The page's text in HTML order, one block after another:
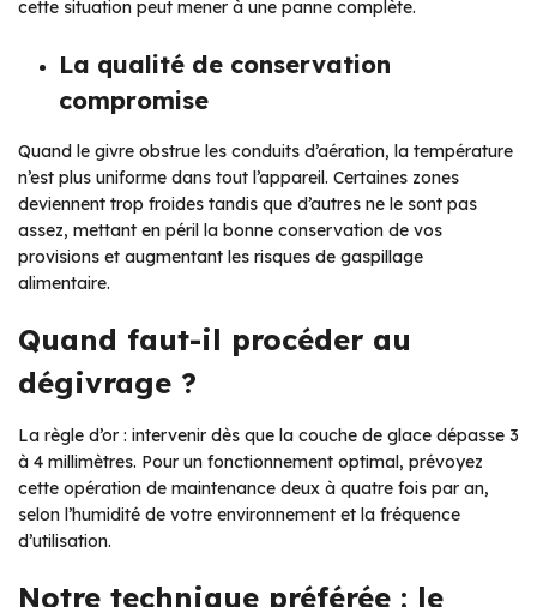
cette situation peut mener à une panne complète.
La qualité de conservation
compromise
Quand le givre obstrue les conduits d’aération, la température
n’est plus uniforme dans tout l’appareil. Certaines zones
deviennent trop froides tandis que d’autres ne le sont pas
assez, mettant en péril la bonne conservation de vos
provisions et augmentant les risques de gaspillage
alimentaire.
Quand faut-il procéder au
dégivrage ?
La règle d’or : intervenir dès que la couche de glace dépasse 3
à 4 millimètres. Pour un fonctionnement optimal, prévoyez
cette opération de maintenance deux à quatre fois par an,
selon l’humidité de votre environnement et la fréquence
d’utilisation.
Notre technique préférée : le